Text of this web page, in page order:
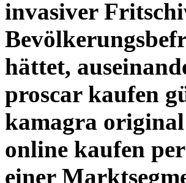
invasiver
hättet,
proscar kaufen
kamagra
online kaufen
einer